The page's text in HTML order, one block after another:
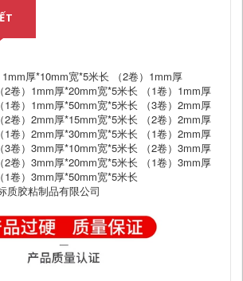
厚*10mm宽*5米长 （2卷）1mm厚
2卷）1mm厚*20mm宽*5米长 （1卷）1mm厚
1卷）1mm厚*50mm宽*5米长 （3卷）2mm厚
2卷）2mm厚*15mm宽*5米长 （2卷）2mm厚
1卷）2mm厚*30mm宽*5米长 （1卷）2mm厚
3卷）3mm厚*10mm宽*5米长 （2卷）3mm厚
2卷）3mm厚*20mm宽*5米长 （1卷）3mm厚
卷）3mm厚*50mm宽*5米长
质胶粘制品有限公司